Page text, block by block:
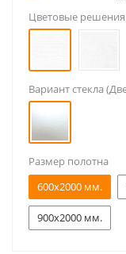
Цветовые решения
Вариант стекла
Размер полотна
600x2000 мм.
900x2000 мм.